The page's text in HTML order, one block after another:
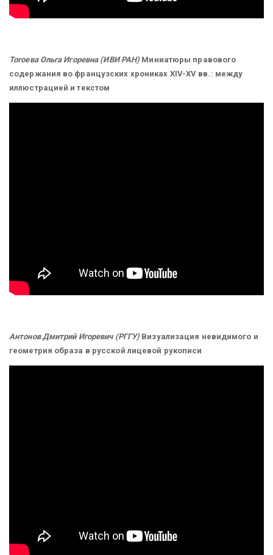
Тогоева Ольга Игоревна (ИВИ РАН) Миниатюры правового
содержания во французских хрониках XIV-XV вв.: между
иллюстрацией и текстом
Антонов Дмитрий Игоревич (РГГУ) Визуализация невидимого и
геометрия образа в русской лицевой рукописи